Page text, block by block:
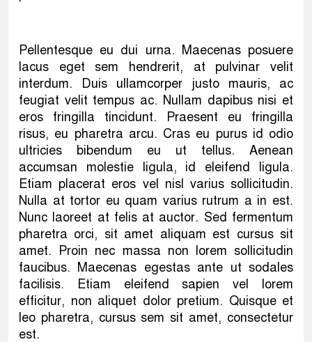
Pellentesque eu dui urna. Maecenas posuere
lacus eget sem hendrerit, at pulvinar velit
interdum. Duis ullamcorper justo mauris, ac
feugiat velit tempus ac. Nullam dapibus nisi et
eros fringilla tincidunt. Praesent eu fringilla
risus, eu pharetra arcu. Cras eu purus id odio
ultricies bibendum eu ut tellus. Aenean
accumsan molestie ligula, id eleifend ligula.
Etiam placerat eros vel nisl varius sollicitudin.
Nulla at tortor eu quam varius rutrum a in est.
Nunc laoreet at felis at auctor. Sed fermentum
pharetra orci, sit amet aliquam est cursus sit
amet. Proin nec massa non lorem sollicitudin
faucibus. Maecenas egestas ante ut sodales
facilisis. Etiam eleifend sapien vel lorem
efficitur, non aliquet dolor pretium. Quisque et
leo pharetra, cursus sem sit amet, consectetur
est.